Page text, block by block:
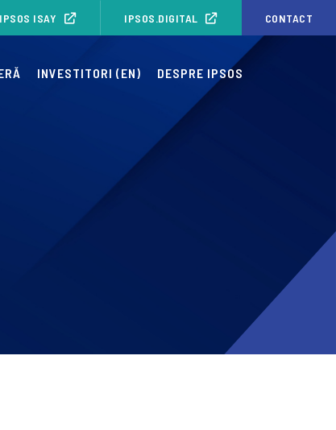
IPSOS ISAY IPSOS.DIGITAL CONTACT
INVESTITORI (EN) DESPRE IPSOS